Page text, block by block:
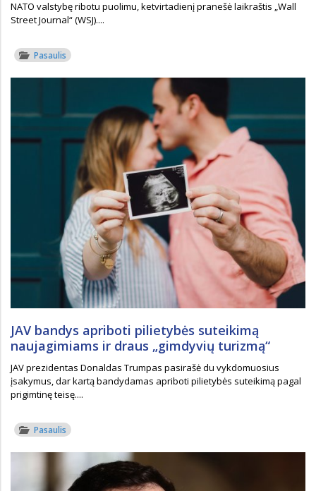
NATO valstybę ribotu puolimu, ketvirtadienį pranešė laikraštis „Wall
Street Journal“ (WSJ)....
Pasaulis
JAV bandys apriboti pilietybės suteikimą
naujagimiams ir draus „gimdyvių turizmą“
JAV prezidentas Donaldas Trumpas pasirašė du vykdomuosius
įsakymus, dar kartą bandydamas apriboti pilietybės suteikimą pagal
prigimtinę teisę....
Pasaulis